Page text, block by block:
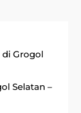
Grogol
Selatan –